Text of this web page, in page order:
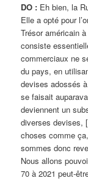
DO : Eh bien, la
Elle a opté pour
Trésor américain
consiste
commerciaux ne
du pays, en
devises adossés
se faisait
deviennent un
diverses devises,
choses comme
sommes donc
Nous allons
70 à 2021 peut-